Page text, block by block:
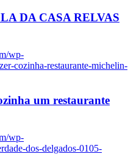
DA CASA RELVAS
wp-
cozinha-restaurante-michelin-
um restaurante
wp-
dos-delgados-0105-